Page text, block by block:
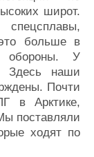
широт.
больше в
обороны. У
Здесь наши
Почти
в Арктике,
поставляли
ходят по